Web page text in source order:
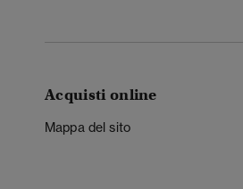
Acquisti online
Mappa del sito